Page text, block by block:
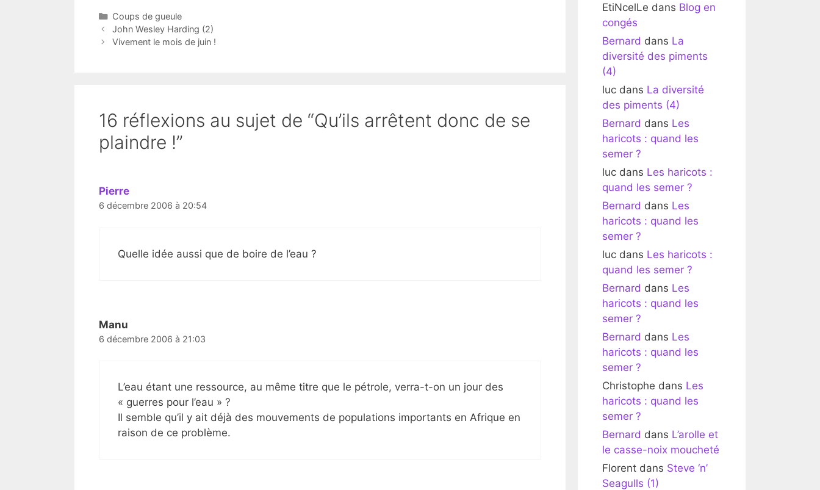
Catégories
Coups de gueule
John Wesley Harding (2)
Vivement le mois de juin !
16 réflexions au sujet de “Qu’ils arrêtent donc de se
plaindre !”
Pierre
6 décembre 2006 à 20:54
Quelle idée aussi que de boire de l’eau ?
Manu
6 décembre 2006 à 21:03
L’eau étant une ressource, au même titre que le pétrole, verra-t-on un jour des
« guerres pour l’eau » ?
Il semble qu’il y ait déjà des mouvements de populations importants en Afrique en
raison de ce problème.
EtiNcelLe dans Blog en
congés
Bernard dans La
diversité des piments
(4)
luc dans La diversité
des piments (4)
Bernard dans Les
haricots : quand les
semer ?
luc dans Les haricots :
quand les semer ?
Bernard dans Les
haricots : quand les
semer ?
luc dans Les haricots :
quand les semer ?
Bernard dans Les
haricots : quand les
semer ?
Bernard dans Les
haricots : quand les
semer ?
Christophe dans Les
haricots : quand les
semer ?
Bernard dans L’arolle et
le casse-noix moucheté
Florent dans Steve ‘n’
Seagulls (1)